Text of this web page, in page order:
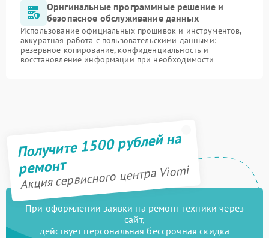
Оригинальные программные решение и
безопасное обслуживание данных
Использование официальных прошивок и инструментов,
аккуратная работа с пользовательскими данными:
резервное копирование, конфиденциальность и
восстановление информации при необходимости
Получите 1500 рублей на
ремонт
Акция сервисного центра Viomi
При оформлении заявки на ремонт техники через
сайт,
действует персональная бессрочная скидка